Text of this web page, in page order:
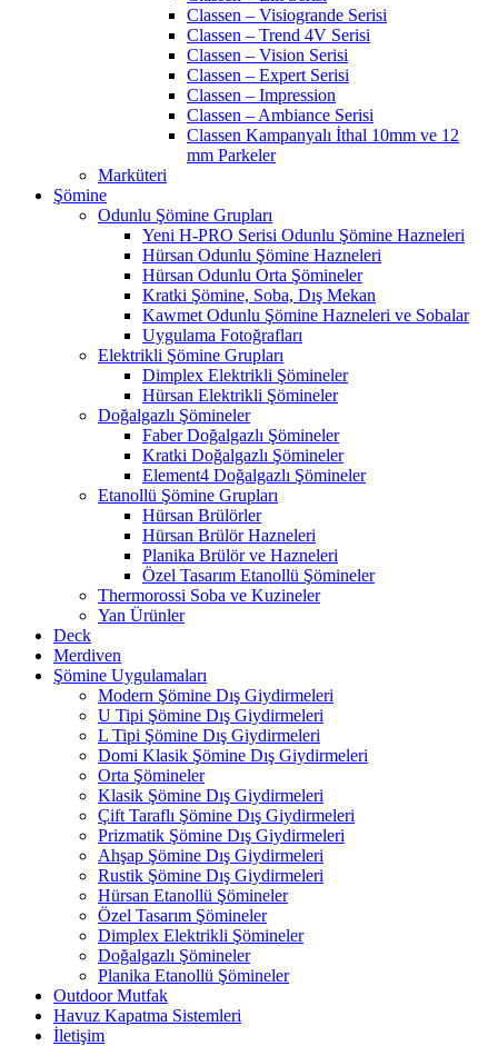
Classen – Visiogrande Serisi
Classen – Trend 4V Serisi
Classen – Vision Serisi
Classen – Expert Serisi
Classen – Impression
Classen – Ambiance Serisi
Classen Kampanyalı İthal 10mm ve 12
mm Parkeler
Marküteri
Şömine
Odunlu Şömine Grupları
Yeni H-PRO Serisi Odunlu Şömine Hazneleri
Hürsan Odunlu Şömine Hazneleri
Hürsan Odunlu Orta Şömineler
Kratki Şömine, Soba, Dış Mekan
Kawmet Odunlu Şömine Hazneleri ve Sobalar
Uygulama Fotoğrafları
Elektrikli Şömine Grupları
Dimplex Elektrikli Şömineler
Hürsan Elektrikli Şömineler
Doğalgazlı Şömineler
Faber Doğalgazlı Şömineler
Kratki Doğalgazlı Şömineler
Element4 Doğalgazlı Şömineler
Etanollü Şömine Grupları
Hürsan Brülörler
Hürsan Brülör Hazneleri
Planika Brülör ve Hazneleri
Özel Tasarım Etanollü Şömineler
Thermorossi Soba ve Kuzineler
Yan Ürünler
Deck
Merdiven
Şömine Uygulamaları
Modern Şömine Dış Giydirmeleri
U Tipi Şömine Dış Giydirmeleri
L Tipi Şömine Dış Giydirmeleri
Domi Klasik Şömine Dış Giydirmeleri
Orta Şömineler
Klasik Şömine Dış Giydirmeleri
Çift Taraflı Şömine Dış Giydirmeleri
Prizmatik Şömine Dış Giydirmeleri
Ahşap Şömine Dış Giydirmeleri
Rustik Şömine Dış Giydirmeleri
Hürsan Etanollü Şömineler
Özel Tasarım Şömineler
Dimplex Elektrikli Şömineler
Doğalgazlı Şömineler
Planika Etanollü Şömineler
Outdoor Mutfak
Havuz Kapatma Sistemleri
İletişim